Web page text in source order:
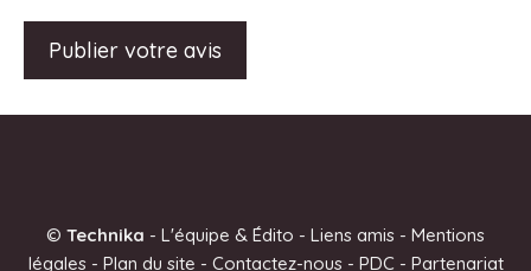
© Technika - L'équipe & Édito - Liens amis - Mentions
légales- Plan du site - Contactez-nous- PDC - Partenariat